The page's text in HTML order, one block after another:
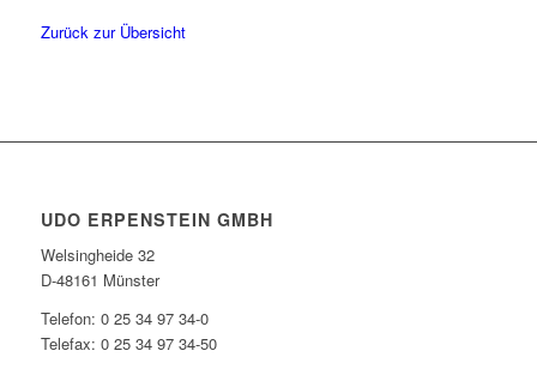
Zurück zur Übersicht
UDO ERPENSTEIN GMBH
Welsingheide 32
D-48161 Münster
Telefon: 0 25 34 97 34-0
Telefax: 0 25 34 97 34-50